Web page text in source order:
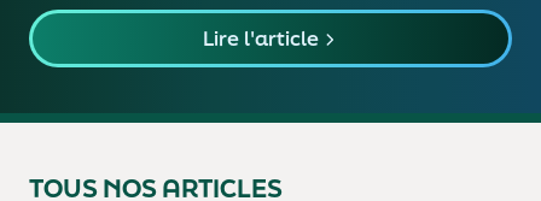
Lire l'article
TOUS NOS ARTICLES